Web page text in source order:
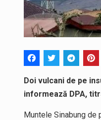
Doi vulcani de pe
informează DPA,
Muntele Sinabung de